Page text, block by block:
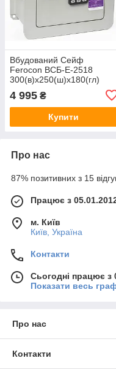
Вбудований Сейф
Ferocon ВСБ-E-2518
300(в)х250(ш)х180(гл)
сейф, сейф-тайник)
4 995 ₴
Купити
Про нас
87% позитивних з 15
Працює з
м. Київ
Київ, Україна
Контакти
Сьогодні працює з
Показати весь
Про нас
Контакти